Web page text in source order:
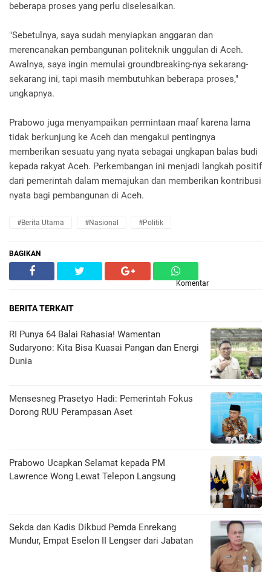
beberapa proses yang perlu diselesaikan.
"Sebetulnya, saya sudah menyiapkan anggaran dan
merencanakan pembangunan politeknik unggulan di Aceh.
Awalnya, saya ingin memulai groundbreaking-nya sekarang-
sekarang ini, tapi masih membutuhkan beberapa proses,"
ungkapnya.
Prabowo juga menyampaikan permintaan maaf karena lama
tidak berkunjung ke Aceh dan mengakui pentingnya
memberikan sesuatu yang nyata sebagai ungkapan balas budi
kepada rakyat Aceh. Perkembangan ini menjadi langkah positif
dari pemerintah dalam memajukan dan memberikan kontribusi
nyata bagi pembangunan di Aceh.
#Berita Utama #Nasional #Politik
BAGIKAN
Komentar
BERITA TERKAIT
RI Punya 64 Balai Rahasia! Wamentan
Sudaryono: Kita Bisa Kuasai Pangan dan Energi
Dunia
Mensesneg Prasetyo Hadi: Pemerintah Fokus
Dorong RUU Perampasan Aset
Prabowo Ucapkan Selamat kepada PM
Lawrence Wong Lewat Telepon Langsung
Sekda dan Kadis Dikbud Pemda Enrekang
Mundur, Empat Eselon II Lengser dari Jabatan